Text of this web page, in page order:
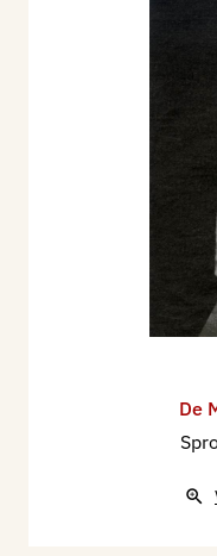
1960 -
catalogo
Napoli, Circolo
p. 134, DA FARE
1994 - Vincenzo
neoclassico al
primo, Lodi, Il
2003 - Alfonso
Scultori Italiani
novecento,
De